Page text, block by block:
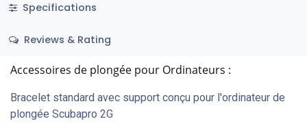
Specifications
Reviews & Rating
Accessoires de plongée pour Ordinateurs :
Bracelet standard avec support conçu pour l'ordinateur de
plongée Scubapro 2G